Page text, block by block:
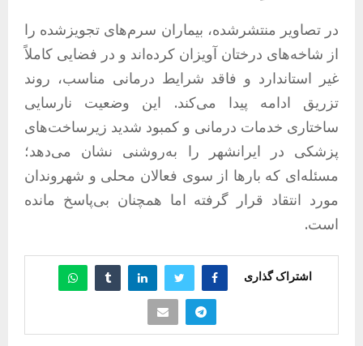
در تصاویر منتشرشده، بیماران سرم‌های تجویزشده را
از شاخه‌های درختان آویزان کرده‌اند و در فضایی کاملاً
غیر استاندارد و فاقد شرایط درمانی مناسب، روند
تزریق ادامه پیدا می‌کند. این وضعیت نارسایی
ساختاری خدمات درمانی و کمبود شدید زیرساخت‌های
پزشکی در ایرانشهر را به‌روشنی نشان می‌دهد؛
مسئله‌ای که بارها از سوی فعالان محلی و شهروندان
مورد انتقاد قرار گرفته اما همچنان بی‌پاسخ مانده
است.
اشتراک گذاری